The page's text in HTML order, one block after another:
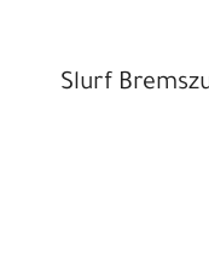
Slurf